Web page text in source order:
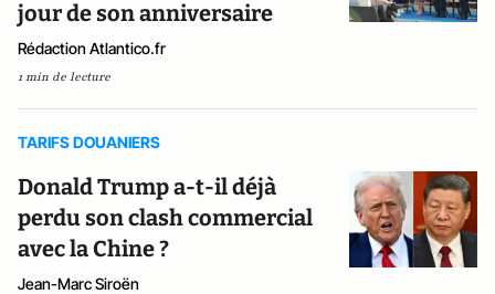
jour de son anniversaire
Rédaction Atlantico.fr
1 min de lecture
TARIFS DOUANIERS
Donald Trump a-t-il déjà
perdu son clash commercial
avec la Chine ?
Jean-Marc Siroën